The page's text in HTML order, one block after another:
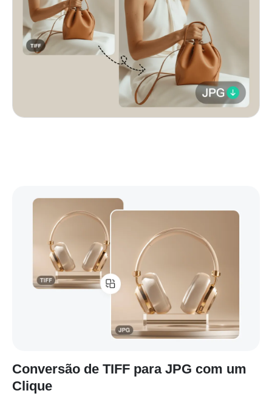
Conversão de TIFF para JPG com um
Clique